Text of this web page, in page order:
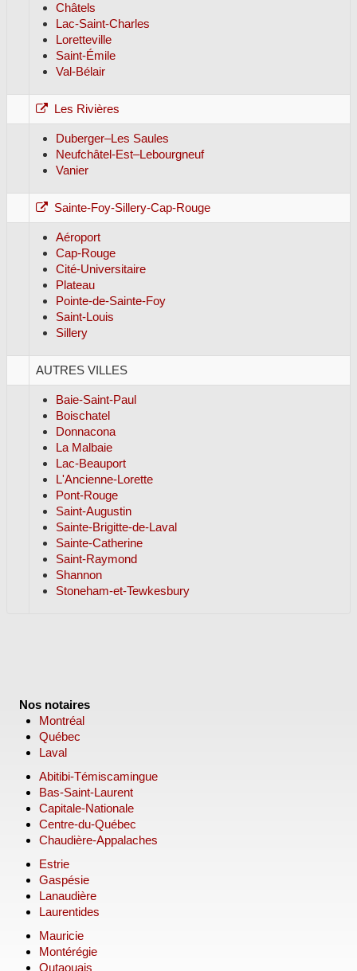
Châtels
Lac-Saint-Charles
Loretteville
Saint-Émile
Val-Bélair
Les Rivières
Duberger–Les Saules
Neufchâtel-Est–Lebourgneuf
Vanier
Sainte-Foy-Sillery-Cap-Rouge
Aéroport
Cap-Rouge
Cité-Universitaire
Plateau
Pointe-de-Sainte-Foy
Saint-Louis
Sillery
AUTRES VILLES
Baie-Saint-Paul
Boischatel
Donnacona
La Malbaie
Lac-Beauport
L'Ancienne-Lorette
Pont-Rouge
Saint-Augustin
Sainte-Brigitte-de-Laval
Sainte-Catherine
Saint-Raymond
Shannon
Stoneham-et-Tewkesbury
Nos notaires
Montréal
Québec
Laval
Abitibi-Témiscamingue
Bas-Saint-Laurent
Capitale-Nationale
Centre-du-Québec
Chaudière-Appalaches
Estrie
Gaspésie
Lanaudière
Laurentides
Mauricie
Montérégie
Outaouais